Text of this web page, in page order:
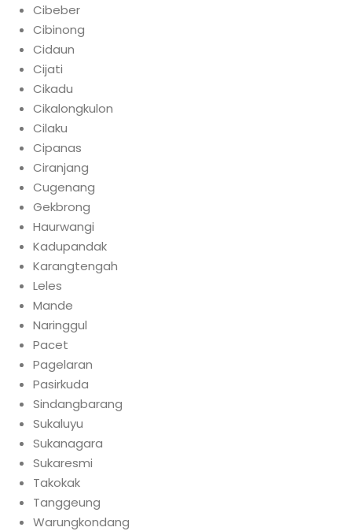
Cibeber
Cibinong
Cidaun
Cijati
Cikadu
Cikalongkulon
Cilaku
Cipanas
Ciranjang
Cugenang
Gekbrong
Haurwangi
Kadupandak
Karangtengah
Leles
Mande
Naringgul
Pacet
Pagelaran
Pasirkuda
Sindangbarang
Sukaluyu
Sukanagara
Sukaresmi
Takokak
Tanggeung
Warungkondang